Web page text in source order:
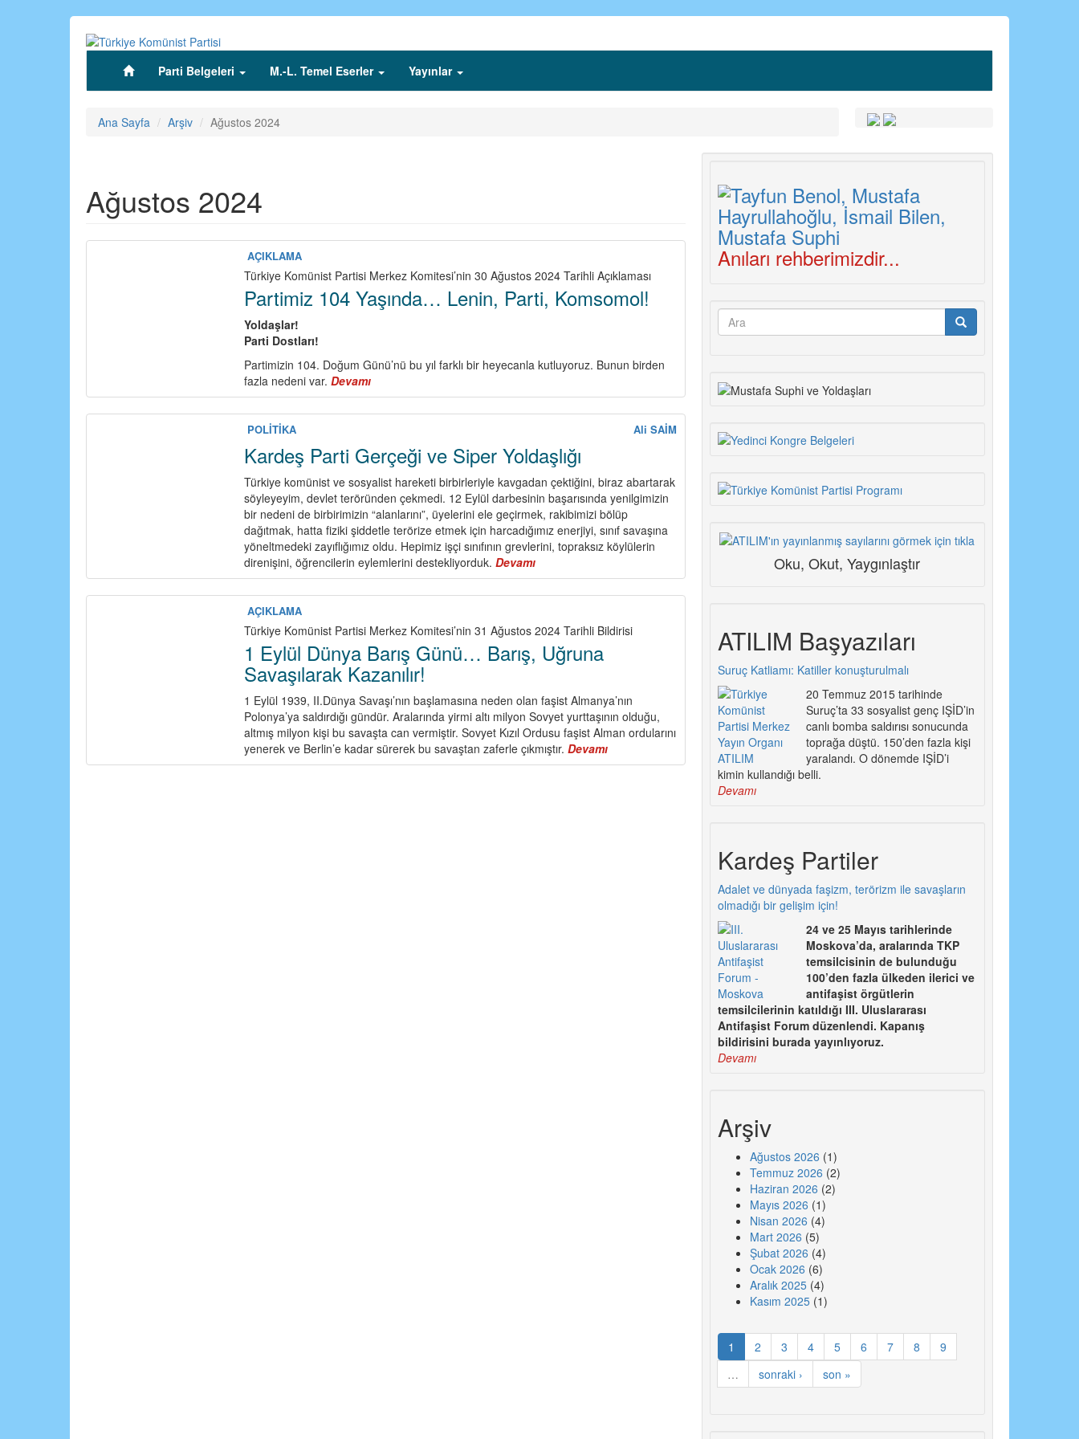
(current)Parti Belgeleri M.-L. Temel Eserler Yayınlar
Ana Sayfa Arşiv Ağustos 2024
Ağustos 2024
AÇIKLAMA
Türkiye Komünist Partisi Merkez Komitesi’nin 30 Ağustos 2024 Tarihli Açıklaması
Partimiz 104 Yaşında… Lenin, Parti, Komsomol!
Yoldaşlar!
Parti Dostları!
Partimizin 104. Doğum Günü’nü bu yıl farklı bir heyecanla kutluyoruz. Bunun birden
fazla nedeni var.Devamı
Partimiz
104
Parti,
Komsomol!
POLİTİKA Ali SAİM
Kardeş Parti Gerçeği ve Siper Yoldaşlığı
Türkiye komünist ve sosyalist hareketi birbirleriyle kavgadan çektiğini, biraz abartarak
söyleyeyim, devlet teröründen çekmedi. 12 Eylül darbesinin başarısında yenilgimizin
bir nedeni de birbirimizin “alanlarını”, üyelerini ele geçirmek, rakibimizi bölüp
dağıtmak, hatta fiziki şiddetle terörize etmek için harcadığımız enerjiyi, sınıf savaşına
yöneltmedeki zayıflığımız oldu. Hepimiz işçi sınıfının grevlerini, topraksız köylülerin
direnişini, öğrencilerin eylemlerini destekliyorduk.Devamı
Kardeş
Parti
ve
Siper
Yoldaşlığı
AÇIKLAMA
Türkiye Komünist Partisi Merkez Komitesi’nin 31 Ağustos 2024 Tarihli Bildirisi
1 Eylül Dünya Barış Günü… Barış, Uğruna
Savaşılarak Kazanılır!
1 Eylül 1939, II.Dünya Savaşı’nın başlamasına neden olan faşist Almanya’nın
Polonya’ya saldırdığı gündür. Aralarında yirmi altı milyon Sovyet yurttaşının olduğu,
altmış milyon kişi bu savaşta can vermiştir. Sovyet Kızıl Ordusu faşist Alman ordularını
yenerek ve Berlin’e kadar sürerek bu savaştan zaferle çıkmıştır.Devamı
1
Anıları rehberimizdir...
Arama
Oku, Okut, Yaygınlaştır
ATILIM Başyazıları
Suruç Katliamı: Katiller konuşturulmalı
20 Temmuz 2015 tarihinde
Suruç’ta 33 sosyalist genç IŞİD’in
canlı bomba saldırısı sonucunda
toprağa düştü. 150’den fazla kişi
yaralandı. O dönemde IŞİD’i
kimin kullandığı belli.
Devamı
Kardeş Partiler
Adalet ve dünyada faşizm, terörizm ile savaşların
olmadığı bir gelişim için!
24 ve 25 Mayıs tarihlerinde
Moskova’da, aralarında TKP
temsilcisinin de bulunduğu
100’den fazla ülkeden ilerici ve
antifaşist örgütlerin
temsilcilerinin katıldığı III. Uluslararası
Antifaşist Forum düzenlendi. Kapanış
bildirisini burada yayınlıyoruz.
Devamı
Arşiv
Ağustos 2026 (1)
Temmuz 2026 (2)
Haziran 2026 (2)
Mayıs 2026 (1)
Nisan 2026 (4)
Mart 2026 (5)
Şubat 2026 (4)
Ocak 2026 (6)
Aralık 2025(4)
Kasım 2025(1)
1 2 3 4 5 6 7 8
9
…
sonraki › son »